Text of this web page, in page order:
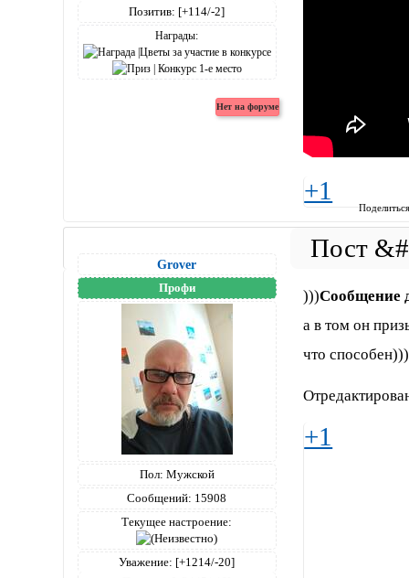
Позитив: [+114/-2]
Награды:
+1
Grover
Профи
Пол: Мужской
Сообщений: 15908
Текущее настроение:
Уважение: [+1214/-20]
)))Сообщение
а в том он
что
+1